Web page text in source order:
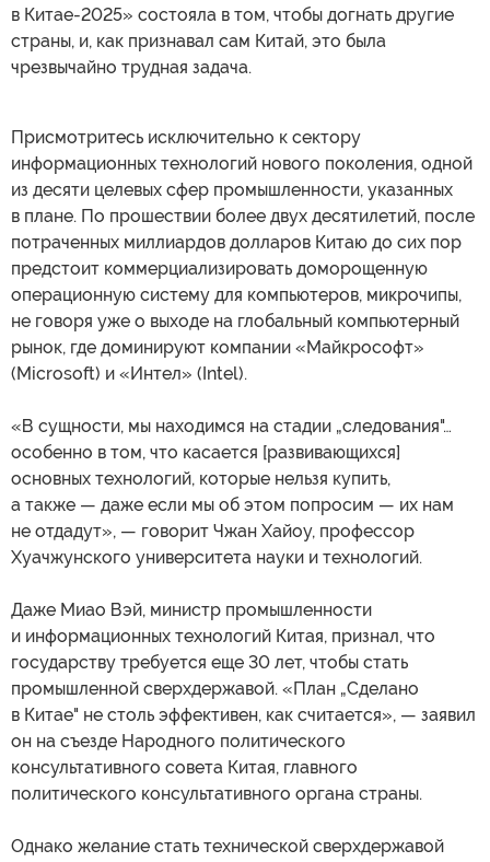
в Китае-2025» состояла в том, чтобы догнать другие
страны, и, как признавал сам Китай, это была
чрезвычайно трудная задача.
Присмотритесь исключительно к сектору
информационных технологий нового поколения, одной
из десяти целевых сфер промышленности, указанных
в плане. По прошествии более двух десятилетий, после
потраченных миллиардов долларов Китаю до сих пор
предстоит коммерциализировать доморощенную
операционную систему для компьютеров, микрочипы,
не говоря уже о выходе на глобальный компьютерный
рынок, где доминируют компании «Майкрософт»
(Microsoft) и «Интел» (Intel).
«В сущности, мы находимся на стадии „следования"…
особенно в том, что касается [развивающихся]
основных технологий, которые нельзя купить,
а также — даже если мы об этом попросим — их нам
не отдадут», — говорит Чжан Хайоу, профессор
Хуачжунского университета науки и технологий.
Даже Миао Вэй, министр промышленности
и информационных технологий Китая, признал, что
государству требуется еще 30 лет, чтобы стать
промышленной сверхдержавой. «План „Сделано
в Китае" не столь эффективен, как считается», — заявил
он на съезде Народного политического
консультативного совета Китая, главного
политического консультативного органа страны.
Однако желание стать технической сверхдержавой